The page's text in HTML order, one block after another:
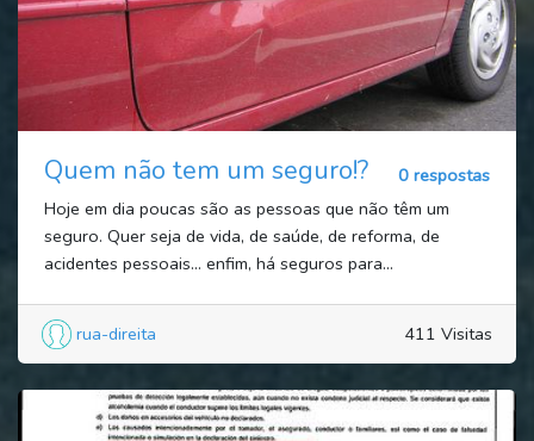
Quem não tem um seguro!?
0 respostas
Hoje em dia poucas são as pessoas que não têm um
seguro. Quer seja de vida, de saúde, de reforma, de
acidentes pessoais… enfim, há seguros para...
rua-direita 411 Visitas